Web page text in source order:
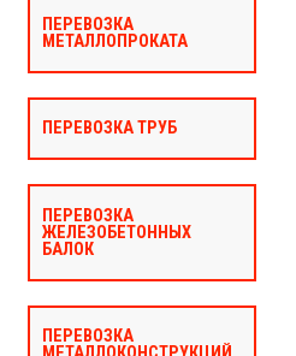
ПЕРЕВОЗКА
МЕТАЛЛОПРОКАТА
ПЕРЕВОЗКА ТРУБ
ПЕРЕВОЗКА
ЖЕЛЕЗОБЕТОННЫХ
БАЛОК
ПЕРЕВОЗКА